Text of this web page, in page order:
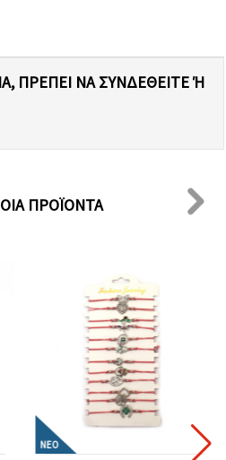
ΠΡΈΠΕΙ ΝΑ ΣΥΝΔΕΘΕΊΤΕ Ή Ν
ΠΡΟΪΌΝΤΑ
ΝΈΟ